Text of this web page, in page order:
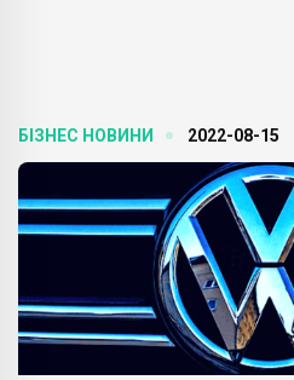
БІЗНЕС НОВИНИ 2022-08-15